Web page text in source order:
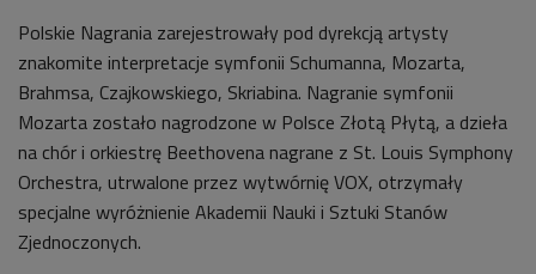
Polskie Nagrania zarejestrowały pod dyrekcją artysty
znakomite interpretacje symfonii Schumanna, Mozarta,
Brahmsa, Czajkowskiego, Skriabina. Nagranie symfonii
Mozarta zostało nagrodzone w Polsce Złotą Płytą, a dzieła
na chór i orkiestrę Beethovena nagrane z St. Louis Symphony
Orchestra, utrwalone przez wytwórnię VOX, otrzymały
specjalne wyróżnienie Akademii Nauki i Sztuki Stanów
Zjednoczonych.